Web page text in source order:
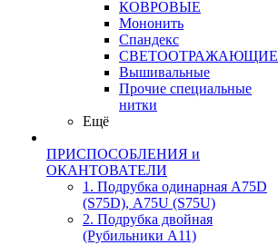
КОВРОВЫЕ
Мононить
Спандекс
СВЕТООТРАЖАЮЩИЕ
Вышивальные
Прочие специальные
нитки
Ещё
ПРИСПОСОБЛЕНИЯ и
ОКАНТОВАТЕЛИ
1. Подрубка одинарная А75D
(S75D), А75U (S75U)
2. Подрубка двойная
(Рубильники А11)